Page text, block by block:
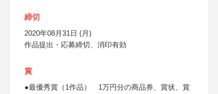
締切
2020年08月31日 (月)
作品提出・応募締切、消印有効
賞
●最優秀賞（1作品） 1万円分の商品券、賞状、賞